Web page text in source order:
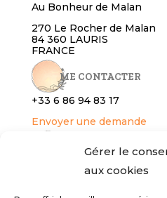
Gérer le
aux cookies
Au Bonheur de Malan
270 Le Rocher de Malan
84 360 LAURIS
FRANCE
ME CONTACTER
+33 6 86 94 83 17
Envoyer une demande
RÉSERVER